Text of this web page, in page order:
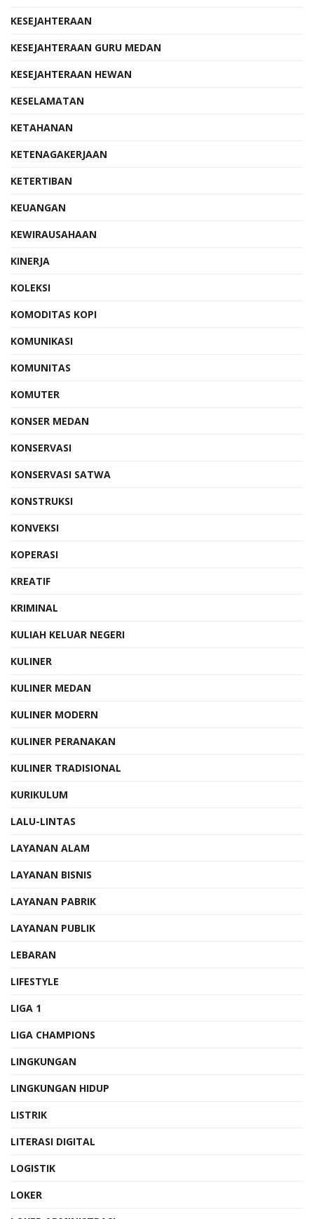
KESEJAHTERAAN
KESEJAHTERAAN GURU MEDAN
KESEJAHTERAAN HEWAN
KESELAMATAN
KETAHANAN
KETENAGAKERJAAN
KETERTIBAN
KEUANGAN
KEWIRAUSAHAAN
KINERJA
KOLEKSI
KOMODITAS KOPI
KOMUNIKASI
KOMUNITAS
KOMUTER
KONSER MEDAN
KONSERVASI
KONSERVASI SATWA
KONSTRUKSI
KONVEKSI
KOPERASI
KREATIF
KRIMINAL
KULIAH KELUAR NEGERI
KULINER
KULINER MEDAN
KULINER MODERN
KULINER PERANAKAN
KULINER TRADISIONAL
KURIKULUM
LALU-LINTAS
LAYANAN ALAM
LAYANAN BISNIS
LAYANAN PABRIK
LAYANAN PUBLIK
LEBARAN
LIFESTYLE
LIGA 1
LIGA CHAMPIONS
LINGKUNGAN
LINGKUNGAN HIDUP
LISTRIK
LITERASI DIGITAL
LOGISTIK
LOKER